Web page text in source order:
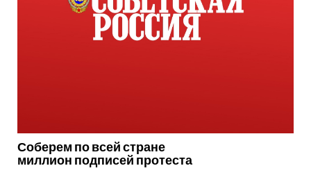
Соберем по всей стране
миллион подписей протеста